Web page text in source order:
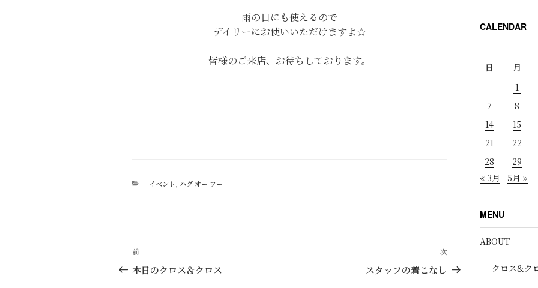
雨の日にも使えるので
デイリーにお使いいただけますよ☆
皆様のご来店、お待ちしております。
カ
イベント ハグ オー ワー
投
稿
過
去
前
本日のクロス＆クロス
次
の
次
スタッフの着こなし
CALENDAR
日
月
1
7
8
14
15
21
22
28
29
« 3月
5月 »
MENU
ABOUT
クロス&ク